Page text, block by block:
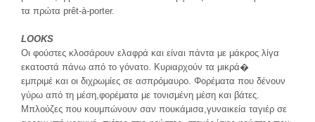
τα πρώτα prêt-à-porter.
LOOKS
Οι φούστες κλοσάρουν ελαφρά και είναι πάντα με μάκρος λίγα
εκατοστά πάνω από το γόνατο. Κυριαρχούν τα μικρά�
εμπριμέ και οι διχρωμίες σε ασπρόμαυρο. Φορέματα που δένουν
γύρω από τη μέση,φορέματα με τονισμένη μέση και βάτες.
Μπλούζες που κουμπώνουν σαν πουκάμισα,γυναικεία ταγιέρ σε